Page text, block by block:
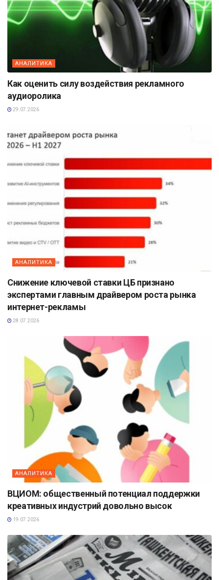
АНАЛИТИКА
Как оценить силу воздействия рекламного
аудиоролика
29.07.2026
АНАЛИТИКА
Снижение ключевой ставки ЦБ признано
экспертами главным драйвером роста рынка
интернет-рекламы
28.07.2026
АНАЛИТИКА
ВЦИОМ: общественный потенциал поддержки
креативных индустрий довольно высок
19.07.2026